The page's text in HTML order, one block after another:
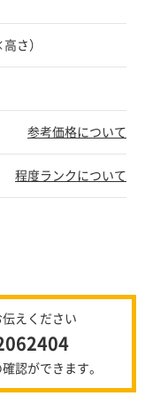
さ）
参考価格について
程度ランクについて
えください
認ができます。